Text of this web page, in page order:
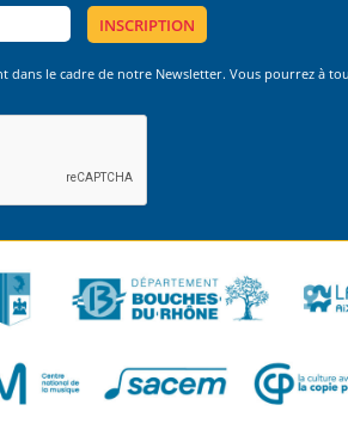
dans le cadre de notre Newsletter. Vous pourrez à